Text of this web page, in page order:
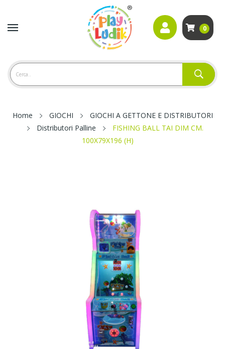
0
Home GIOCHI
GIOCHI A GETTONE E DISTRIBUTORI
Distributori Palline
FISHING BALL TAI DIM CM.
100X79X196 (H)